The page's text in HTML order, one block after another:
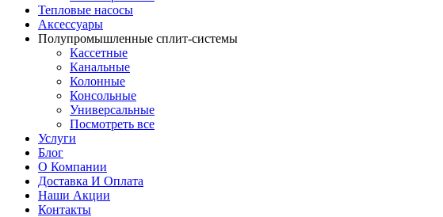
Тепловые насосы
Аксессуары
Полупромышленные сплит-системы
Кассетные
Канальные
Колонные
Консольные
Универсальные
Посмотреть все
Услуги
Блог
О Компании
Доставка И Оплата
Наши Акции
Контакты